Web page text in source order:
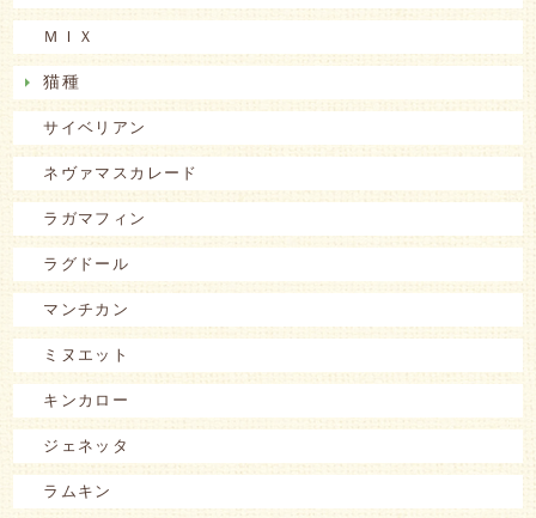
ＭＩＸ
猫種
サイベリアン
ネヴァマスカレード
ラガマフィン
ラグドール
マンチカン
ミヌエット
キンカロー
ジェネッタ
ラムキン